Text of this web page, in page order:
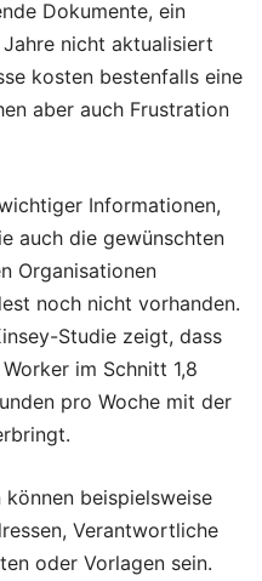
Dokumente, ein
nicht aktualisiert
kosten bestenfalls eine
aber auch Frustration
Informationen,
auch die gewünschten
Organisationen
noch nicht vorhanden.
Studie zeigt, dass
im Schnitt 1,8
pro Woche mit der
beispielsweise
Verantwortliche
oder Vorlagen sein.